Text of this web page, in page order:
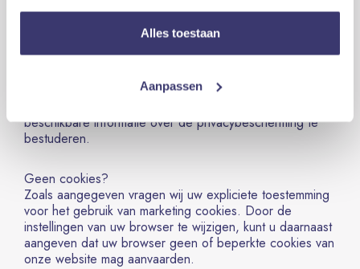
Alles toestaan
Aanpassen
Andere websites
Binnen het aanbod op onze website kunnen daarnaast
links naar de websites van derde partijen, zoals andere
aanbieders, zijn opgenomen. Wij hebben geen invloed
verantwoordelijkheid voor de inhoud van de sites
beschikbare informatie over de privacybescherming te
bestuderen.
Geen cookies?
Zoals aangegeven vragen wij uw expliciete toestemming
voor het gebruik van marketing cookies. Door de
instellingen van uw browser te wijzigen, kunt u daarnaast
aangeven dat uw browser geen of beperkte cookies van
onze website mag aanvaarden.